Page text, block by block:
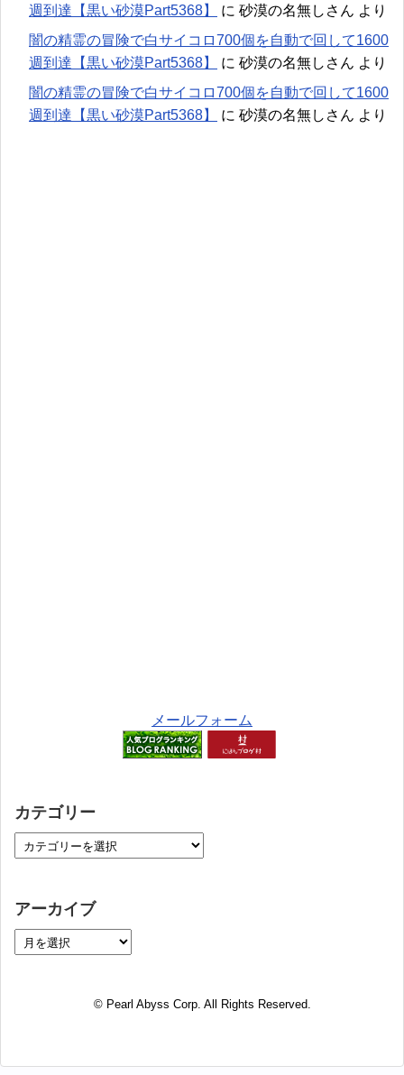
週到達【黒い砂漠Part5368】
に 砂漠の名無しさん より
闇の精霊の冒険で白サイコロ700個を自動で回して1600
週到達【黒い砂漠Part5368】
に 砂漠の名無しさん より
闇の精霊の冒険で白サイコロ700個を自動で回して1600
週到達【黒い砂漠Part5368】
に 砂漠の名無しさん より
メールフォーム
カテゴリー
アーカイブ
© Pearl Abyss Corp. All Rights Reserved.